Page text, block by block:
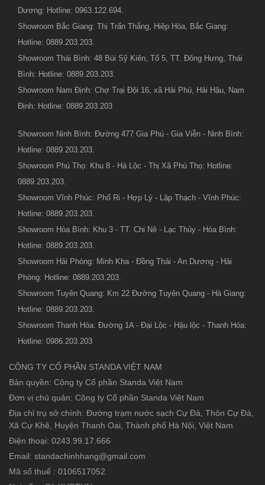
Dương: Hotline: 0963.122.694.
Showroom Bắc Giang: Thị Trấn Thắng, Hiệp Hòa, Bắc Giang:
Hotline: 0889.203.203.
Showroom Thái Bình: 48 Bùi Sỹ Kiên, Tổ 5, TT. Đông Hưng, Thái
Bình: Hotline: 0889.203.203.
Showroom Nam Định: Chợ Trại Đội 16, xã Hải Phú, Hải Hậu, Nam
Định: Hotline: 0889.203.203
Showroom Ninh Bình: Đường 477 Gia Phú - Gia Viễn - Ninh Bình:
Hotline: 0889.203.203.
Showroom Phú Thọ: Khu 8 - Hà Lộc - Thị Xã Phú Thọ: Hotline:
0889.203.203.
Showroom Vĩnh Phúc: Phố Ri - Hợp Lý - Lập Thạch - Vĩnh Phúc:
Hotline: 0889.203.203.
Showroom Hòa Bình: Khu 3 - TT. Chi Nê - Lạc Thủy - Hòa Bình:
Hotline: 0889.203.203.
Showroom Hải Phòng: Minh Kha - Đồng Thái - An Dương - Hải
Phòng: Hotline: 0889.203.203.
Showroom Tuyên Quang: Km 22 Đường Tuyên Quang - Hà Giang:
Hotline: 0889.203.203.
Showroom Thanh Hóa: Đường 1A - Đại Lộc - Hậu lộc - Thanh Hóa:
Hotline: 0986.203.203
CÔNG TY CỔ PHẦN STANDA VIỆT NAM
Bản quyền: Công ty Cổ phần Standa Việt Nam
Đơn vị chủ quản: Công ty Cổ phần Standa Việt Nam
Địa chỉ trụ sở chính: Đường trạm nước sạch Cự Đà, Thôn Cự Đà,
Xã Cự Khê, Huyện Thanh Oai, Thành phố Hà Nội, Việt Nam
Điện thoại: 0243.99.17.666
Email: standachinhhang@gmail.com
Mã số thuế : 0106517052